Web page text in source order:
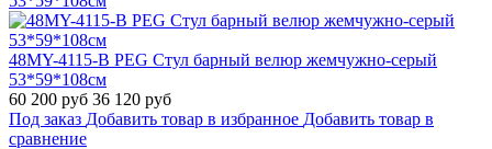
48MY-4115-B PEG Стул барный велюр жемчужно-серый
53*59*108см
60 200 руб 36 120 руб
Под заказ Добавить товар в избранное Добавить товар в
сравнение